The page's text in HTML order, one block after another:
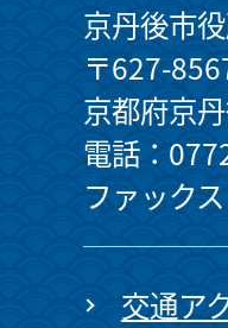
京丹後市
〒627-
京都府京
電話：
ファック
交通ア